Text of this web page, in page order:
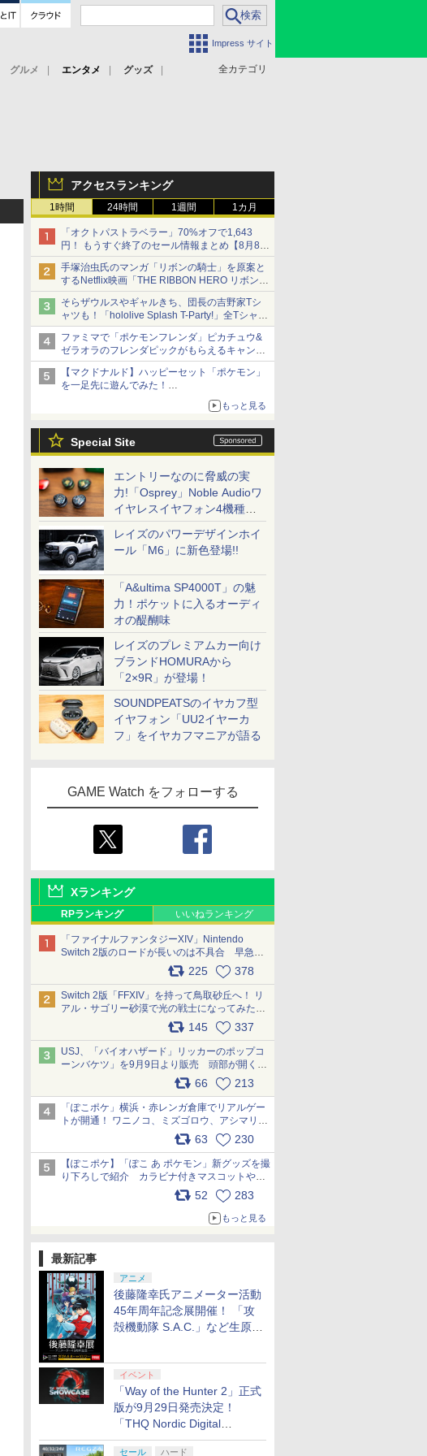
Impress サイト
全カテゴリ
グルメ エンタメ
グッズ
アクセスランキング
1時間 24時間 1週間 1カ月
「オクトパストラベラー」70%オフで1,643
円！ もうすぐ終了のセール情報まとめ【8月8日
更新】
ニンテンドーeショップでは「大神 絶景版」が
67%オフで990円
手塚治虫氏のマンガ「リボンの騎士」を原案と
するNetflix映画「THE RIBBON HERO リボンヒ
ーロー」本日配信開始
そらザウルスやギャルきち、団長の吉野家Tシ
ャツも！「hololive Splash T-Party!」全Tシャツ
ラインナップ公開＆オンライン販売開始
ファミマで「ポケモンフレンダ」ピカチュウ&
ゼラオラのフレンダピックがもらえるキャンペ
ーン開催！
【マクドナルド】ハッピーセット「ポケモン」
を一足先に遊んでみた！
30周年を記念して30種類のポケモンがおもちゃ
もっと見る
Special Site
エントリーなのに脅威の実
力!「Osprey」Noble Audioワ
イヤレスイヤフォン4機種を
一気に聴く
レイズのパワーデザインホイ
ール「M6」に新色登場!!
「A&ultima SP4000T」の魅
力！ポケットに入るオーディ
オの醍醐味
レイズのプレミアムカー向け
ブランドHOMURAから
「2×9R」が登場！
SOUNDPEATSのイヤカフ型
イヤフォン「UU2イヤーカ
フ」をイヤカフマニアが語る
GAME Watch をフォローする
Xランキング
RPランキング いいねランキング
「ファイナルファンタジーXIV」Nintendo
Switch 2版のロードが長いのは不具合 早急に
アップデートできるよう対応中225 378
Switch 2版「FFXIV」を持って鳥取砂丘へ！ リ
アル・サゴリー砂漠で光の戦士になってみた
145 337
USJ、「バイオハザード」リッカーのポップコ
ーンバケツ」を9月9日より販売 頭部が開く仕
組み。味は恐怖を堪のう「味噌フレーバー」
66 213
「ぽこポケ」横浜・赤レンガ倉庫でリアルゲー
トが開通！ ワニノコ、ミズゴロウ、アシマリ登
場シーンをレポート pic.x.com/LDgEByVl6D
63 230
【ぽこポケ】「ぽこ あ ポケモン」新グッズを撮
り下ろしで紹介 カラビナ付きマスコットやス
52 283
もっと見る
最新記事
アニメ
後藤隆幸氏アニメーター活動
45年周年記念展開催！ 「攻
殻機動隊 S.A.C.」など生原
イベント
「Way of the Hunter 2」正式
版が9月29日発売決定！
「THQ Nordic Digital
Showcase 2026」まとめ
セール ハード